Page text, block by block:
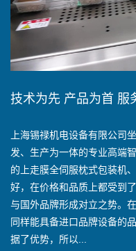
技术为先 产品为首 服
上海锡禄机电设备有限公司
发、生产为一体的专业高端
的上走膜全伺服枕式包装机
好，在价格和品质上都受到
与国外品牌形成对立之势。
同样能具备进口品牌设备的
据了优势，所以...